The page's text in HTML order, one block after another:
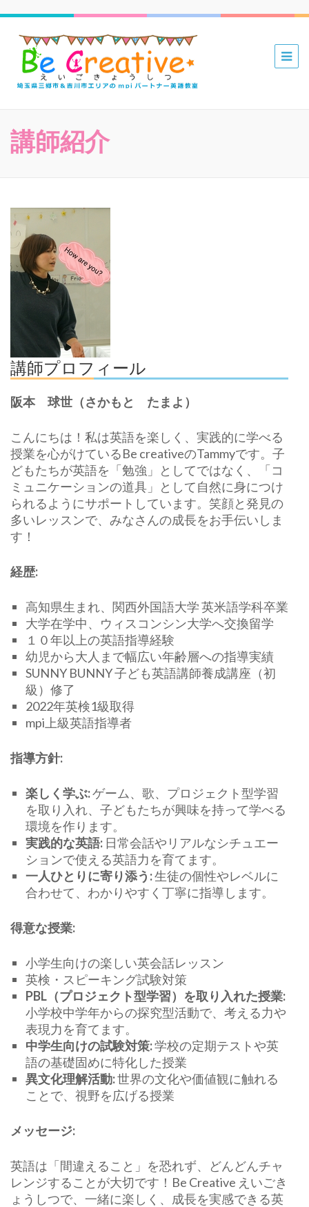
三郷 吉川
mpiパー
講師紹介
講師プロフィール
阪本 球世（さかもと たまよ）
こんにちは！私は英語を楽しく、実践的に学べる
授業を心がけているBe creativeのTammyです。子
どもたちが英語を「勉強」としてではなく、「コ
ミュニケーションの道具」として自然に身につけ
られるようにサポートしています。笑顔と発見の
多いレッスンで、みなさんの成長をお手伝いしま
す！
経歴:
高知県生まれ、関西外国語大学 英米語学科卒業
大学在学中、ウィスコンシン大学へ交換留学
１０年以上の英語指導経験
幼児から大人まで幅広い年齢層への指導実績
SUNNY BUNNY 子ども英語講師養成講座（初
級）修了
2022年英検1級取得
mpi上級英語指導者
指導方針:
楽しく学ぶ:ゲーム、歌、プロジェクト型学習
を取り入れ、子どもたちが興味を持って学べる
環境を作ります。
実践的な英語: 日常会話やリアルなシチュエー
ションで使える英語力を育てます。
一人ひとりに寄り添う:生徒の個性やレベルに
合わせて、わかりやすく丁寧に指導します。
得意な授業:
小学生向けの楽しい英会話レッスン
英検・スピーキング試験対策
PBL （プロジェクト型学習）を取り入れた授業:
小学校中学年からの探究型活動で、考える力や
表現力を育てます。
中学生向けの試験対策:学校の定期テストや英
語の基礎固めに特化した授業
異文化理解活動:世界の文化や価値観に触れる
ことで、視野を広げる授業
メッセージ:
英語は「間違えること」を恐れず、どんどんチャ
レンジすることが大切です！Be Creative えいごき
ょうしつで、一緒に楽しく、成長を実感できる英